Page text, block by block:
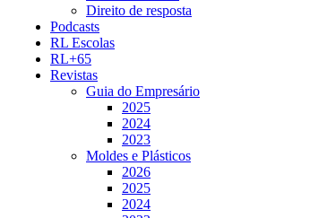
Direito de resposta
Podcasts
RL Escolas
RL+65
Revistas
Guia do Empresário
2025
2024
2023
Moldes e Plásticos
2026
2025
2024